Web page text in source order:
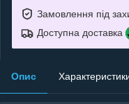
Замовлення під
Доступна доставка
Опис